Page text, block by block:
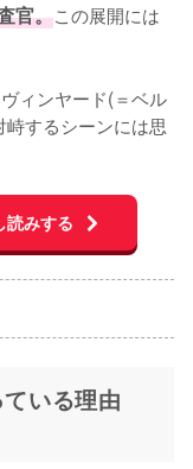
官。この展開には
ィンヤード(＝ベル
するシーンには思
読みする
いる理由